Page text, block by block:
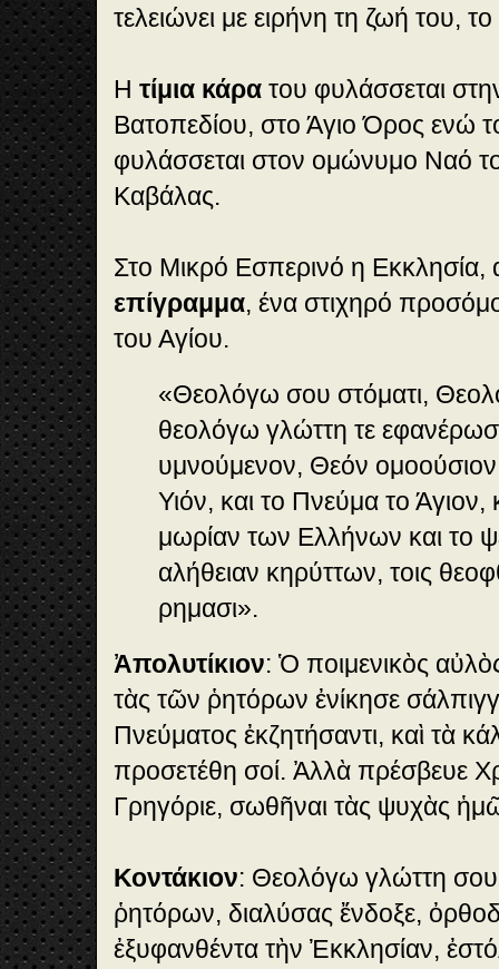
τελειώνει με ειρήνη τη ζωή του,
Η τίμια κάρα του φυλάσσεται
Βατοπεδίου, στο Άγιο Όρος ενώ
φυλάσσεται στον ομώνυμο Ναό
Καβάλας.
Στο Μικρό Εσπερινό η Εκκλησία,
επίγραμμα, ένα στιχηρό
του Αγίου.
«Θεολόγω σου στόματι,
θεολόγω γλώττη τε
υμνούμενον, Θεόν
Υιόν, και το Πνεύμα το Άγιον,
μωρίαν των Ελλήνων και το
αλήθειαν κηρύττων, τοις
ρημασι».
Ἀπολυτίκιον: Ὁ ποιμενικὸς
τὰς τῶν ῥητόρων ἐνίκησε
Πνεύματος ἐκζητήσαντι, καὶ τὰ
προσετέθη σοί. Ἀλλὰ πρέσβευε
Γρηγόριε, σωθῆναι τὰς ψυχὰς
Κοντάκιον: Θεολόγω γλώττη
ῥητόρων, διαλύσας ἔνδοξε,
ἐξυφανθέντα τὴν Ἐκκλησίαν,